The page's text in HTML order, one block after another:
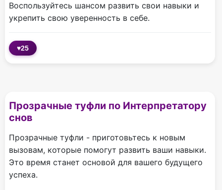
Воспользуйтесь шансом развить свои навыки и
укрепить свою уверенность в себе.
♥25
Прозрачные туфли по Интерпретатору
снов
Прозрачные туфли - приготовьтесь к новым
вызовам, которые помогут развить ваши навыки.
Это время станет основой для вашего будущего
успеха.